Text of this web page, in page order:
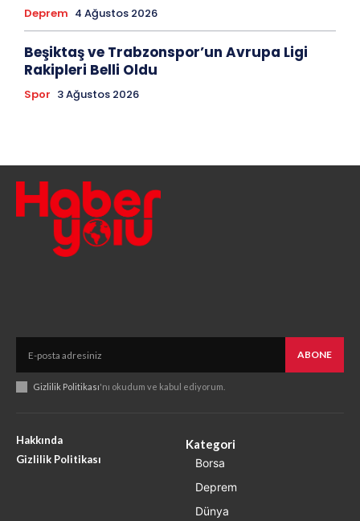
Deprem 4 Ağustos 2026
Beşiktaş ve Trabzonspor’un Avrupa Ligi
Rakipleri Belli Oldu
Spor 3 Ağustos 2026
ABONE
Gizlilik Politikası'nı okudum ve kabul ediyorum.
Hakkında
Gizlilik Politikası
Kategori
Borsa
Deprem
Dünya